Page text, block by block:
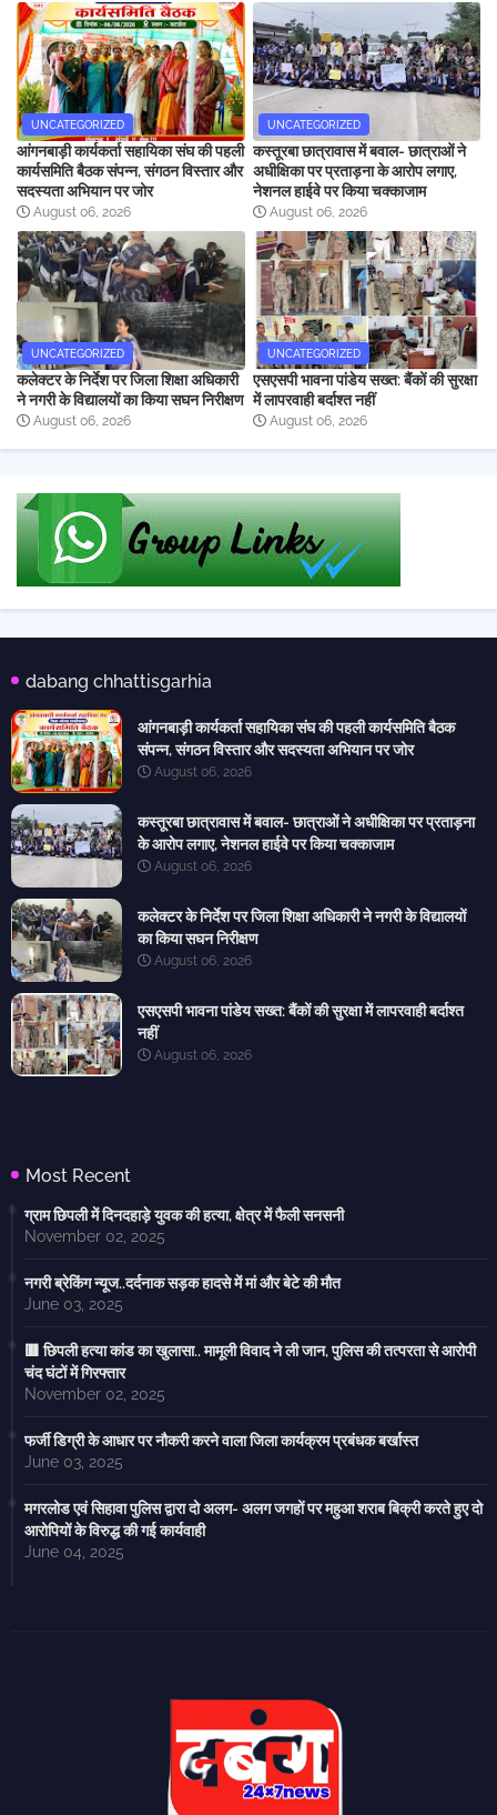
UNCATEGORIZED
आंगनबाड़ी कार्यकर्ता सहायिका संघ की पहली
कार्यसमिति बैठक संपन्न, संगठन विस्तार और
सदस्यता अभियान पर जोर
August 06, 2026
UNCATEGORIZED
कस्तूरबा छात्रावास में बवाल- छात्राओं ने
अधीक्षिका पर प्रताड़ना के आरोप लगाए,
नेशनल हाईवे पर किया चक्काजाम
August 06, 2026
UNCATEGORIZED
कलेक्टर के निर्देश पर जिला शिक्षा अधिकारी
ने नगरी के विद्यालयों का किया सघन निरीक्षण
August 06, 2026
UNCATEGORIZED
एसएसपी भावना पांडेय सख्त: बैंकों की सुरक्षा
में लापरवाही बर्दाश्त नहीं
August 06, 2026
dabang chhattisgarhia
आंगनबाड़ी कार्यकर्ता सहायिका संघ की पहली कार्यसमिति बैठक
संपन्न, संगठन विस्तार और सदस्यता अभियान पर जोर
August 06, 2026
कस्तूरबा छात्रावास में बवाल- छात्राओं ने अधीक्षिका पर प्रताड़ना
के आरोप लगाए, नेशनल हाईवे पर किया चक्काजाम
August 06, 2026
कलेक्टर के निर्देश पर जिला शिक्षा अधिकारी ने नगरी के विद्यालयों
का किया सघन निरीक्षण
August 06, 2026
एसएसपी भावना पांडेय सख्त: बैंकों की सुरक्षा में लापरवाही बर्दाश्त
नहीं
August 06, 2026
Most Recent
ग्राम छिपली में दिनदहाड़े युवक की हत्या, क्षेत्र में फैली सनसनी
November 02, 2025
नगरी ब्रेकिंग न्यूज..दर्दनाक सड़क हादसे में मां और बेटे की मौत
June 03, 2025
🟥 छिपली हत्या कांड का खुलासा.. मामूली विवाद ने ली जान, पुलिस की तत्परता से आरोपी
चंद घंटों में गिरफ्तार
November 02, 2025
फर्जी डिग्री के आधार पर नौकरी करने वाला जिला कार्यक्रम प्रबंधक बर्खास्त
June 03, 2025
मगरलोड एवं सिहावा पुलिस द्वारा दो अलग- अलग जगहों पर महुआ शराब बिक्री करते हुए दो
आरोपियों के विरुद्ध की गई कार्यवाही
June 04, 2025